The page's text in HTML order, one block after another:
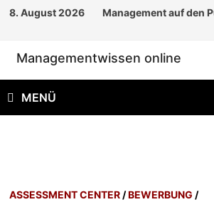
Zum
8. August 2026 Management auf den
Managementwissen online
MENÜ
ASSESSMENT CENTER /BEWERBUNG /